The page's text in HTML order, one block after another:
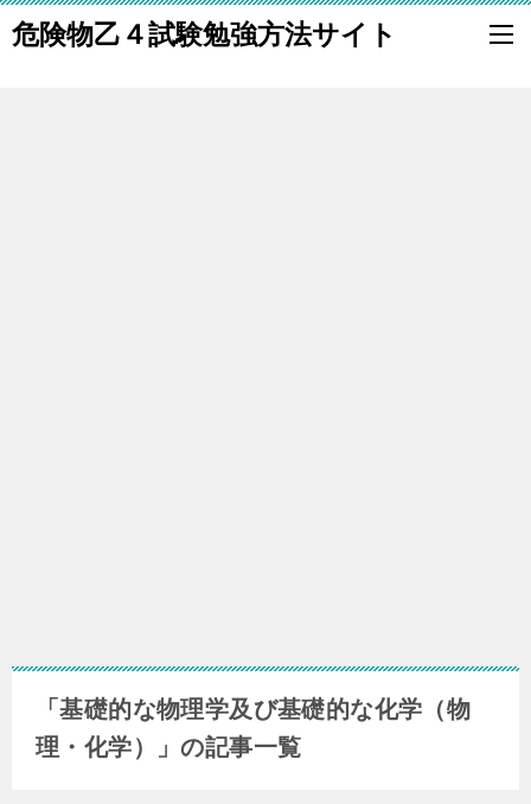
危険物乙４試験勉強方法サイト
「基礎的な物理学及び基礎的な化学（物
理・化学）」の記事一覧